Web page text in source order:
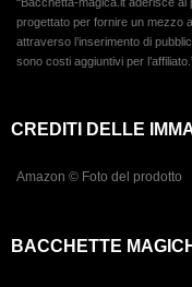
progettato per fornire un mezzo
attraverso l’inserimento di
sono costi aggiuntivi per
CREDITI DELLE
Amazon © Foto del prodotto
BACCHETTE